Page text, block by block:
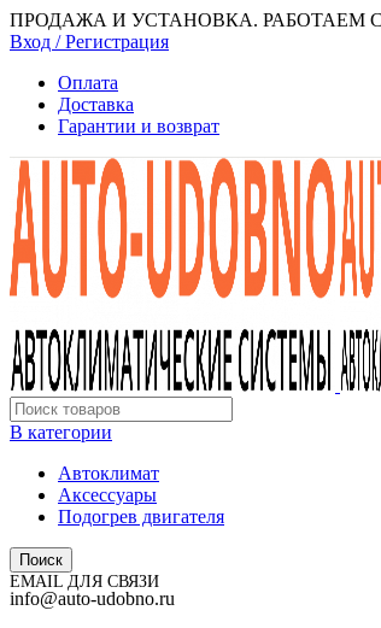
ПРОДАЖА И УСТАНОВКА. РАБОТАЕМ
Вход / Регистрация
Оплата
Доставка
Гарантии и возврат
В категории
Автоклимат
Аксессуары
Подогрев двигателя
Поиск
EMAIL ДЛЯ СВЯЗИ
info@auto-udobno.ru